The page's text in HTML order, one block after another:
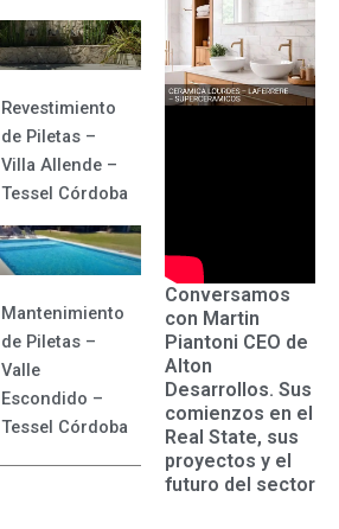
Revestimiento
de Piletas –
Villa Allende –
Tessel Córdoba
Mantenimiento
de Piletas –
Valle
Escondido –
Tessel Córdoba
Conversamos
con Martin
Piantoni CEO de
Alton
Desarrollos. Sus
comienzos en el
Real State, sus
proyectos y el
futuro del sector